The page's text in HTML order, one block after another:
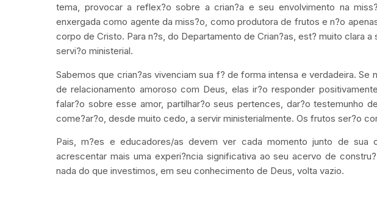
tema, provocar a reflex?o sobre a crian?a e seu envolvimento na
enxergada como agente da miss?o, como produtora de frutos e n?o
corpo de Cristo. Para n?s, do Departamento de Crian?as, est? muito clara
servi?o ministerial.
Sabemos que crian?as vivenciam sua f? de forma intensa e verdadeira. Se
de relacionamento amoroso com Deus, elas ir?o responder
falar?o sobre esse amor, partilhar?o seus pertences, dar?o testemunho
come?ar?o, desde muito cedo, a servir ministerialmente. Os frutos ser?o
Pais, m?es e educadores/as devem ver cada momento junto de sua
acrescentar mais uma experi?ncia significativa ao seu acervo de
nada do que investimos, em seu conhecimento de Deus, volta vazio.